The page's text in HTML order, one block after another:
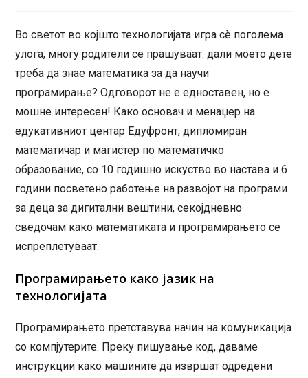
Во светот во којшто технологијата игра сè поголема
улога, многу родители се прашуваат: дали моето дете
треба да знае математика за да научи
програмирање? Одговорот не е едноставен, но е
мошне интересен! Како основач и менаџер на
едукативниот центар Едуфронт, дипломиран
математичар и магистер по математичко
образование, со 10 годишно искуство во настава и 6
години посветено работење на развојот на програми
за деца за дигитални вештини, секојдневно
сведочам како математиката и програмирањето се
испреплетуваат.
Програмирањето како јазик на
технологијата
Програмирањето претставува начин на комуникација
со компјутерите. Преку пишување код, даваме
инструкции како машините да извршат одредени